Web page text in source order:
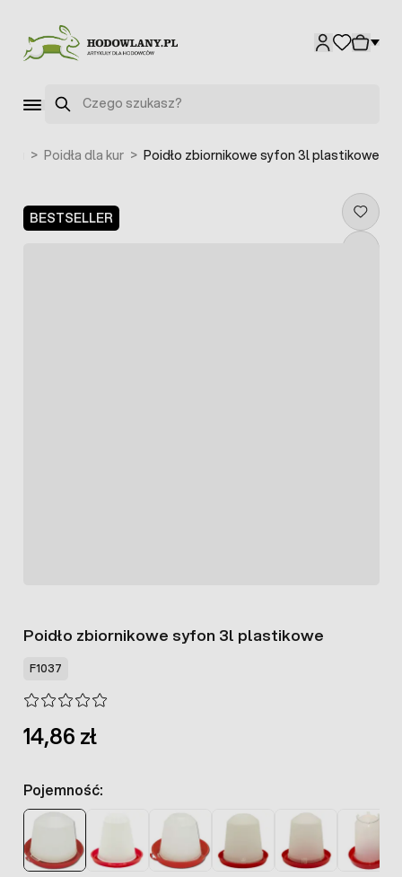
Szukaj
> Poidła dla kur > Poidło zbiornikowe syfon 3l plastikowe
BESTSELLER
Poidło zbiornikowe syfon 3l plastikowe
F1037
14,86 zł
Pojemność: